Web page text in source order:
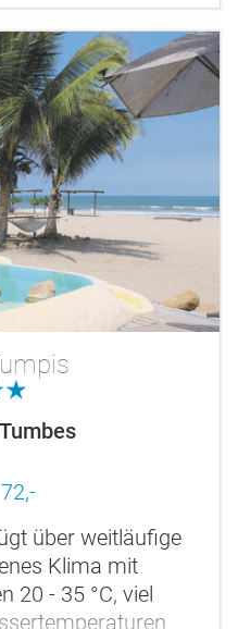
über weitläufige
Klima mit
20 - 35 °C, viel